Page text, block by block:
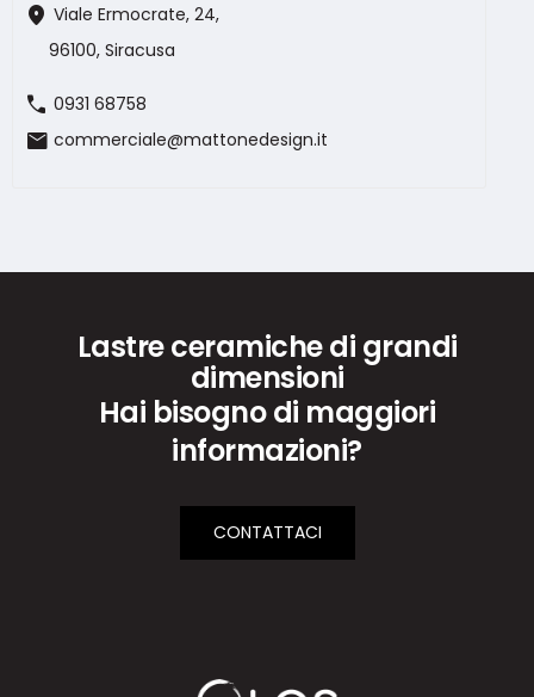
location_on Viale Ermocrate, 24,
96100, Siracusa
call 0931 68758
mail commerciale@mattonedesign.it
Lastre ceramiche di grandi
dimensioni
Hai bisogno di maggiori
informazioni?
CONTATTACI